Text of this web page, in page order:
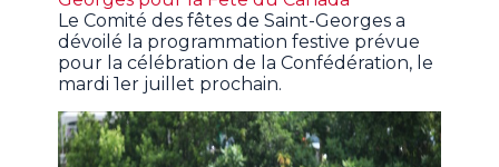
Le Comité des fêtes de Saint-Georges a
dévoilé la programmation festive prévue
pour la célébration de la Confédération, le
mardi 1er juillet prochain.